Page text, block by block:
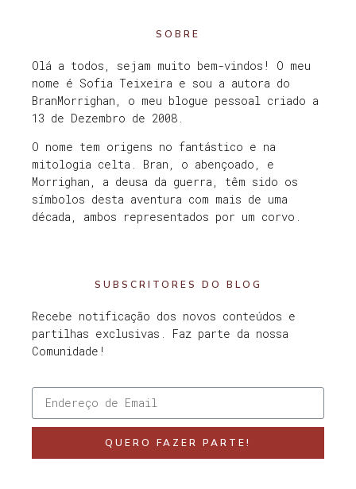
SOBRE
Olá a todos, sejam muito bem-vindos! O meu
nome é Sofia Teixeira e sou a autora do
BranMorrighan, o meu blogue pessoal criado a
13 de Dezembro de 2008.
O nome tem origens no fantástico e na
mitologia celta. Bran, o abençoado, e
Morrighan, a deusa da guerra, têm sido os
símbolos desta aventura com mais de uma
década, ambos representados por um corvo.
SUBSCRITORES DO BLOG
Recebe notificação dos novos conteúdos e
partilhas exclusivas. Faz parte da nossa
Comunidade!
QUERO FAZER PARTE!